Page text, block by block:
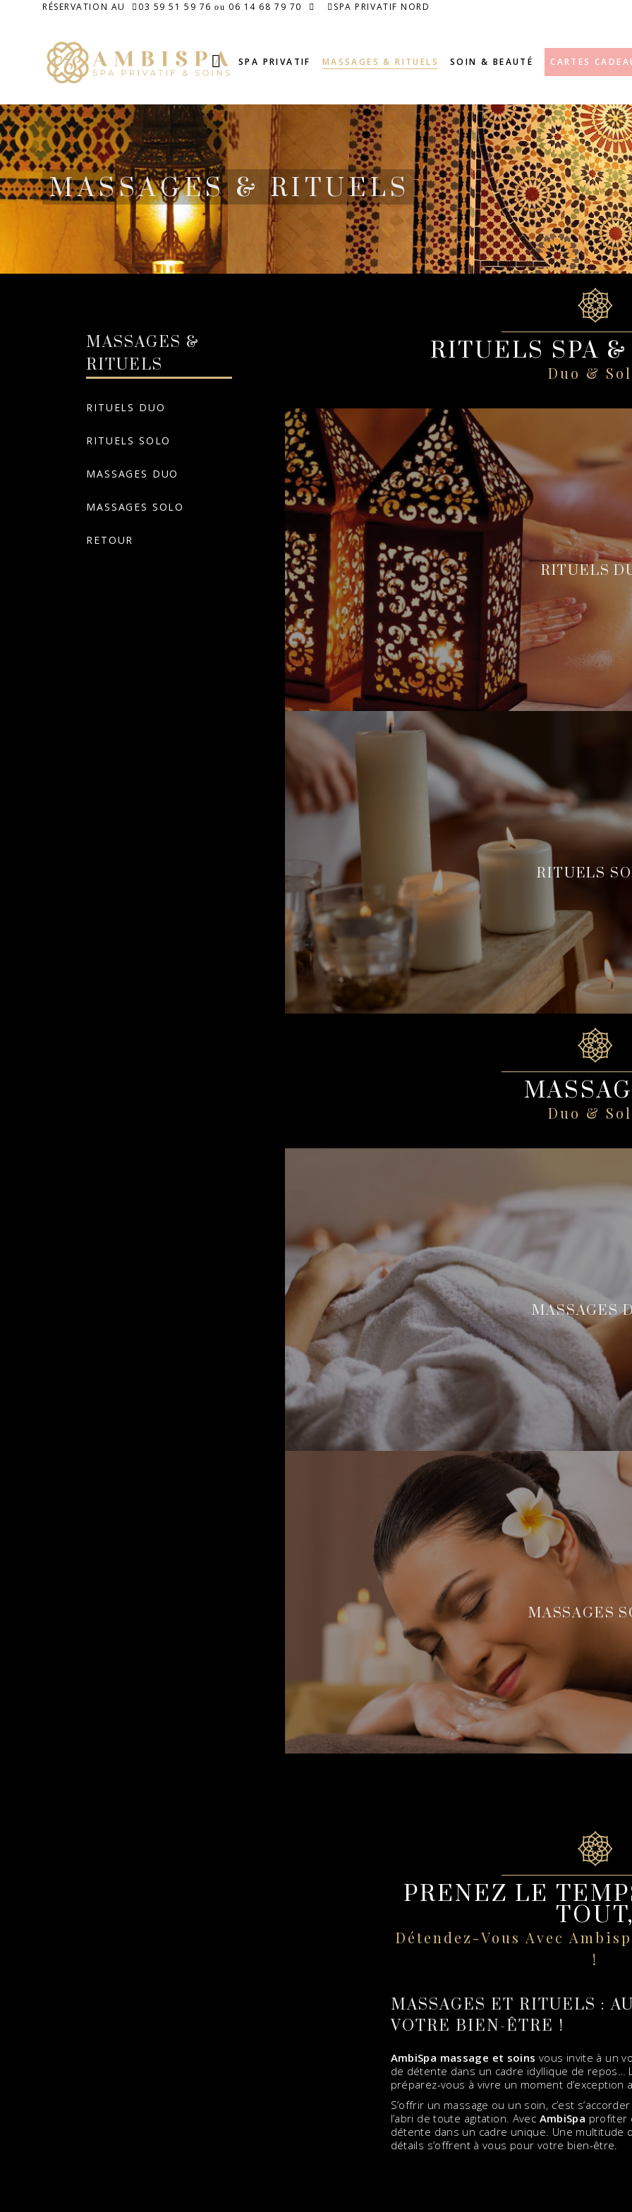
RÉSERVATION AU 03 59 51 59 76 ou 06 14 68 79 70 SPA PRIVATIF NORD
SPA PRIVATIF MASSAGES & RITUELS SOIN & BEAUTÉ CARTES
MASSAGES & RITUELS
RITUELS SPA
Duo &
RITUELS
RITUELS
Duo &
MASSAGES
MASSAGES
PRENEZ LE
Détendez-Vous Avec
!
MASSAGES ET RITUELS :
VOTRE BIEN-ÊTRE !
AmbiSpa massage et soins vous invite à un
de détente dans un cadre idyllique de repos…
préparez-vous à vivre un moment d’exception
S’offrir un massage ou un soin, c’est
l’abri de toute agitation. Avec AmbiSpa profiter
détente dans un cadre unique. Une multitude
détails s’offrent à vous pour votre bien-être.
MASSAGES &
RITUELS
RITUELS DUO
RITUELS SOLO
MASSAGES DUO
MASSAGES SOLO
RETOUR